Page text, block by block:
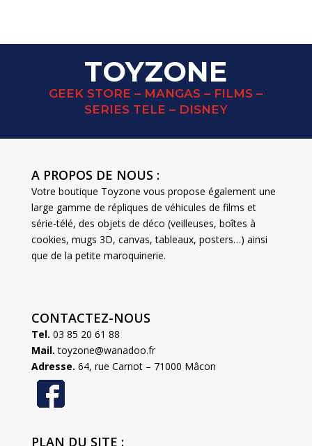
TOYZONE
GEEK STORE – MANGAS – FILMS –
SERIES TELE – DISNEY
A PROPOS DE NOUS :
Votre boutique Toyzone vous propose également une
large gamme de répliques de véhicules de films et
série-télé, des objets de déco (veilleuses, boîtes à
cookies, mugs 3D, canvas, tableaux, posters…) ainsi
que de la petite maroquinerie.
CONTACTEZ-NOUS
Tel. 03 85 20 61 88
Mail. toyzone@wanadoo.fr
Adresse. 64, rue Carnot – 71000 Mâcon
PLAN DU SITE :